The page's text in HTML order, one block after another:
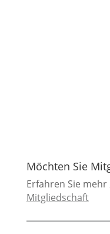
Möchten Sie
Erfahren Sie mehr
Mitgliedschaft